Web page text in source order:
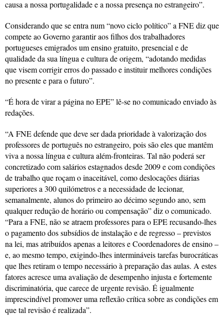
causa a nossa portugalidade e a nossa presença no estrangeiro”.
Considerando que se entra num “novo ciclo político” a FNE diz que
compete ao Governo garantir aos filhos dos trabalhadores
portugueses emigrados um ensino gratuito, presencial e de
qualidade da sua língua e cultura de origem, “adotando medidas
que visem corrigir erros do passado e instituir melhores condições
no presente e para o futuro”.
“É hora de virar a página no EPE” lê-se no comunicado enviado às
redações.
“A FNE defende que deve ser dada prioridade à valorização dos
professores de português no estrangeiro, pois são eles que mantêm
viva a nossa língua e cultura além-fronteiras. Tal não poderá ser
concretizado com salários estagnados desde 2009 e com condições
de trabalho que roçam o inaceitável, como deslocações diárias
superiores a 300 quilómetros e a necessidade de lecionar,
semanalmente, alunos do primeiro ao décimo segundo ano, sem
qualquer redução de horário ou compensação” diz o comunicado.
“Para a FNE, não se atraem professores para o EPE recusando-lhes
o pagamento dos subsídios de instalação e de regresso – previstos
na lei, mas atribuídos apenas a leitores e Coordenadores de ensino –
e, ao mesmo tempo, exigindo-lhes intermináveis tarefas burocráticas
que lhes retiram o tempo necessário à preparação das aulas. A estes
fatores acresce uma avaliação de desempenho injusta e fortemente
discriminatória, que carece de urgente revisão. É igualmente
imprescindível promover uma reflexão crítica sobre as condições em
que tal revisão é realizada”.